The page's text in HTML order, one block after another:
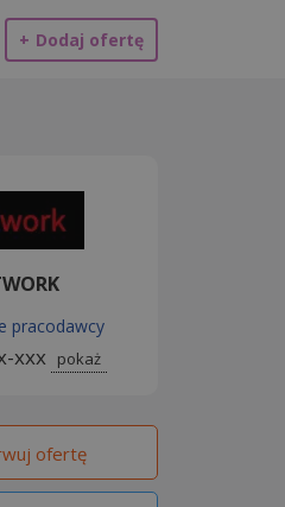
+ Dodaj ofertę
pracodawcy
xxx pokaż
ofertę